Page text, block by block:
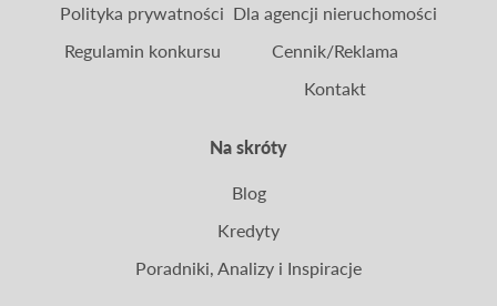
Na skróty
Polityka prywatności
Regulamin konkursu
Dla agencji nieruchomości
Cennik/Reklama
Kontakt
Blog
Kredyty
Poradniki, Analizy i Inspiracje